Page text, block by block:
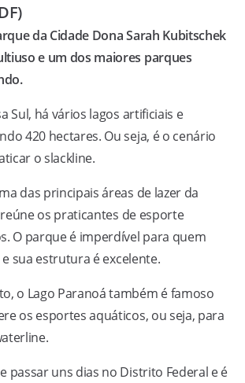
da Cidade Dona Sarah Kubitschek
e um dos maiores parques
Sul, há vários lagos artificiais e
420 hectares. Ou seja, é o cenário
o slackline.
das principais áreas de lazer da
os praticantes de esporte
O parque é imperdível para quem
sua estrutura é excelente.
o Lago Paranoá também é famoso
os esportes aquáticos, ou seja, para
passar uns dias no Distrito Federal e é